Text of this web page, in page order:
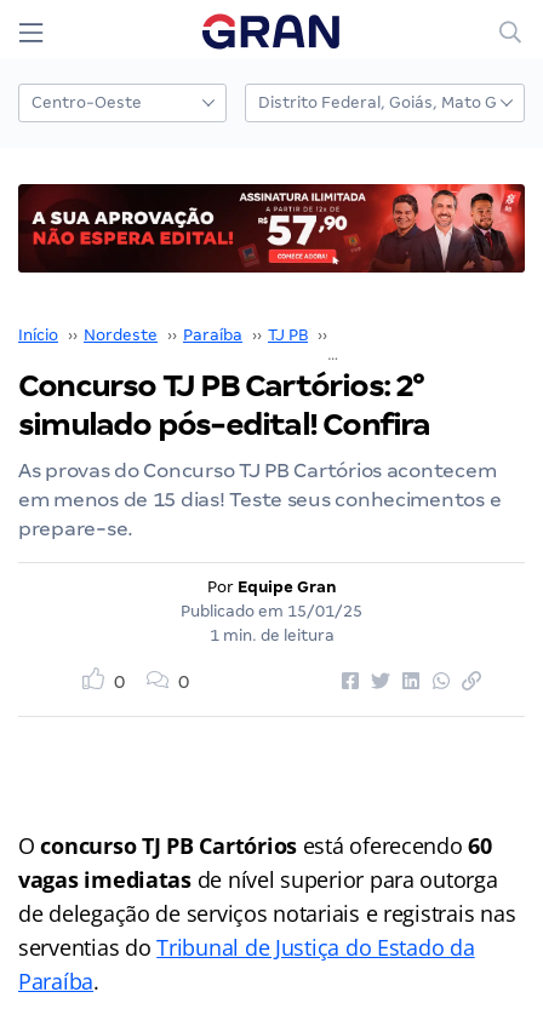
Início ›› Nordeste ›› Paraíba ›› TJ PB ››
Concurso TJ PB Cartórios: 2°
simulado pós-edital! Confira
As provas do Concurso TJ PB Cartórios acontecem
em menos de 15 dias! Teste seus conhecimentos e
prepare-se.
Por Equipe Gran
Publicado em 15/01/25
1 min. de leitura
0 0
Oconcurso TJ PB Cartórios está oferecendo60
vagas imediatas de nível superior para outorga
de delegação de serviços notariais e registrais nas
serventias doTribunal de Justiça do Estado da
Paraíba.